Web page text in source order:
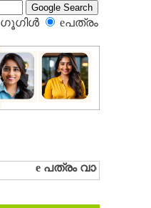
ഗൂഗിള്‍ eപത്രം‍